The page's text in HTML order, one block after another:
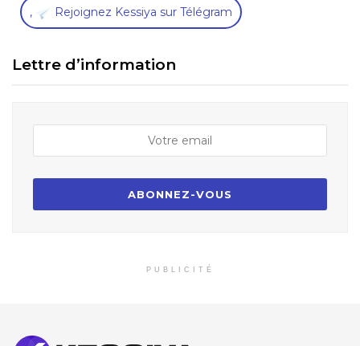
, Rejoignez Kessiya sur Télégram
Lettre d’information
PUBLICITÉ